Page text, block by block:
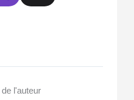
l'auteur